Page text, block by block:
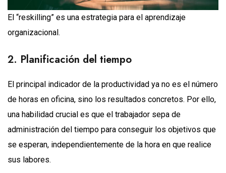
El “reskilling” es una estrategia para el aprendizaje
organizacional.
2. Planificación del tiempo
El principal indicador de la productividad ya no es el número
de horas en oficina, sino los resultados concretos. Por ello,
una habilidad crucial es que el trabajador sepa de
administración del tiempo para conseguir los objetivos que
se esperan, independientemente de la hora en que realice
sus labores.